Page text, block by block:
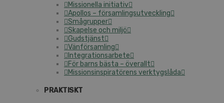
Missionella initiativ
Apollos – församlingsutveckling
Smågrupper
Skapelse och miljö
Gudstjänst
Vänförsamling
Integrationsarbete
För barns bästa – överallt
Missionsinspiratörens verktygslåda
PRAKTISKT